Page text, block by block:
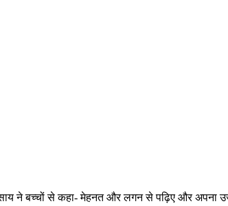
ने बच्चों से कहा- मेहनत और लगन से पढ़िए और अपना